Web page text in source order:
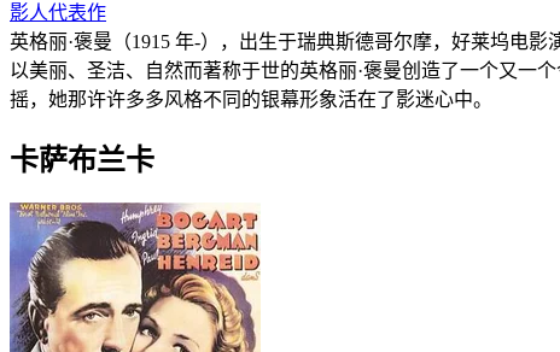
影人代表作
英格丽·褒曼（1915 年-），出生于瑞典斯德哥尔摩，好莱坞电
以美丽、圣洁、自然而著称于世的英格丽·褒曼创造了一个又一
摇，她那许许多多风格不同的银幕形象活在了影迷心中。
卡萨布兰卡